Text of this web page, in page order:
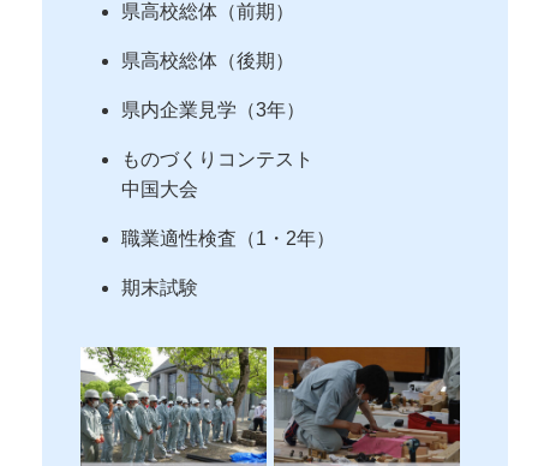
県高校総体（前期）
県高校総体（後期）
県内企業見学（3年）
ものづくりコンテスト
中国大会
職業適性検査（1・2年）
期末試験